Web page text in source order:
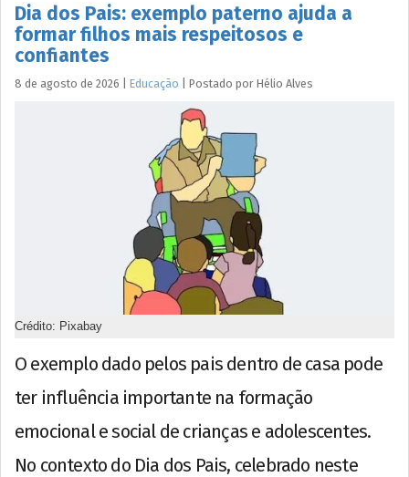
Dia dos Pais: exemplo paterno ajuda a
formar filhos mais respeitosos e
confiantes
8 de agosto de 2026 Educação Postado por Hélio Alves
Crédito: Pixabay
O exemplo dado pelos pais dentro de casa pode
ter influência importante na formação
emocional e social de crianças e adolescentes.
No contexto do Dia dos Pais, celebrado neste